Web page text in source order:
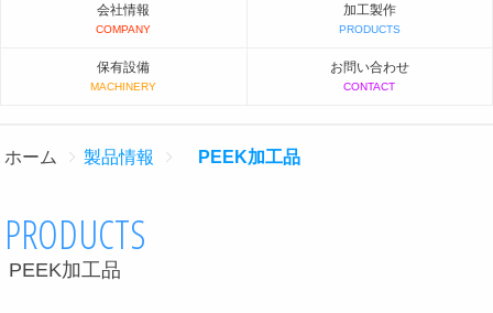
会社情報 加工製作
保有設備 お問い合わせ
ホーム 製品情報 PEEK加工品
PRODUCTS
PEEK加工品